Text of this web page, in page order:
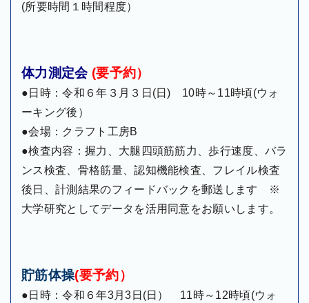
(所要時間１時間程度）
体力測定会(要予約）
●日時：令和６年３月３日(日) 10時～11時頃(ウォ
ーキング後）
●会場：クラフト工房B
●検査内容：握力、大腿四頭筋筋力、歩行速度、バラ
ンス検査、骨格筋量、認知機能検査、フレイル検査
後日、計測結果のフィードバックを郵送します ※
大学研究としてデータを活用同意をお願いします。
貯筋体操(要予約）
●日時：令和６年3月3日(日） 11時～12時頃(ウォ